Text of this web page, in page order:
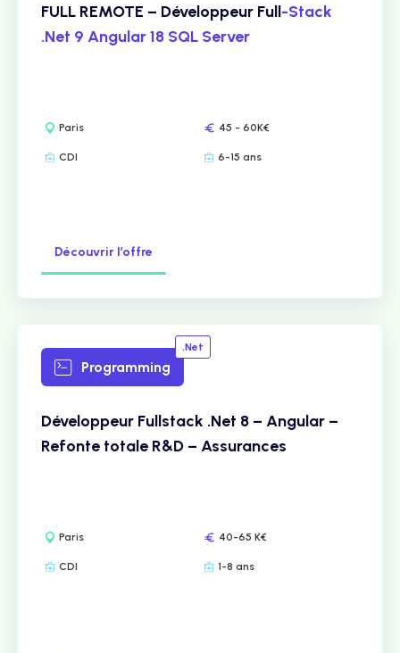
FULL REMOTE – Développeur Full-Stack
.Net 9 Angular 18 SQL Server
Paris 45 - 60K€
CDI 6-15 ans
Découvrir l’offre
Programming
.Net
Développeur Fullstack .Net 8 – Angular –
Refonte totale R&D – Assurances
Paris 40-65 K€
CDI 1-8 ans